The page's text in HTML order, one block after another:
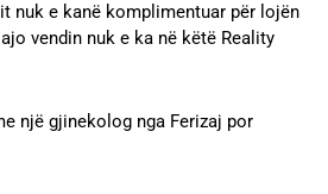
nuk e kanë komplimentuar për lojën
vendin nuk e ka në këtë Reality
një gjinekolog nga Ferizaj por